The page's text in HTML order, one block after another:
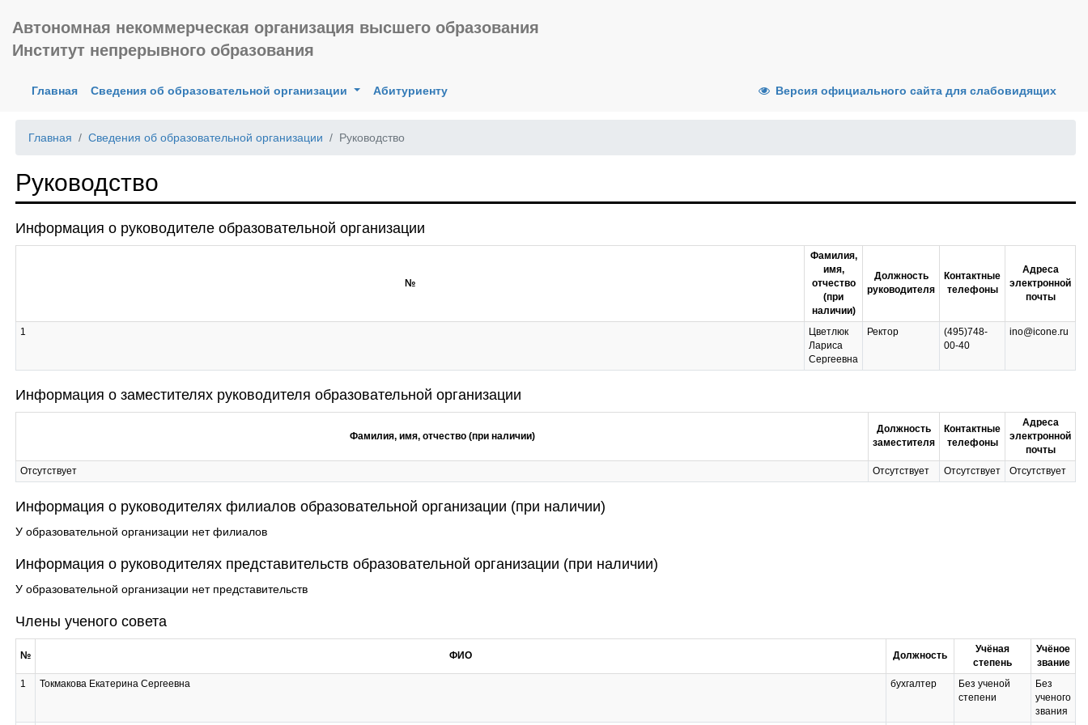
Автономная некоммерческая организация высшего образования
Институт непрерывного образования
Главная(current)
Сведения об образовательной организации Абитуриенту Версия официального сайта для слабовидящих
Главная Сведения об образовательной организации Руководство
Руководство
Информация о руководителе образовательной организации
№
Фамилия,
имя,
отчество
(при
наличии)
Должность
руководителя
Контактные
телефоны
Адреса
электронной
почты
1
Цветлюк
Лариса
Сергеевна
Ректор
(495)748-
00-40
ino@icone.ru
Информация о заместителях руководителя образовательной организации
Фамилия, имя, отчество (при наличии)
Должность
заместителя
Контактные
телефоны
Адреса
электронной
почты
Отсутствует
Отсутствует Отсутствует Отсутствует
Информация о руководителях филиалов образовательной организации (при наличии)
У образовательной организации нет филиалов
Информация о руководителях представительств образовательной организации (при наличии)
У образовательной организации нет представительств
Члены ученого совета
№ ФИО Должность
Учёная
степень
Учёное
звание
1
Токмакова Екатерина Сергеевна бухгалтер
Без ученой
степени
Без
ученого
звания